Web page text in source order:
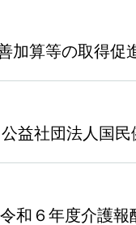
加算等の取得促
益社団法人国
和６年度介護